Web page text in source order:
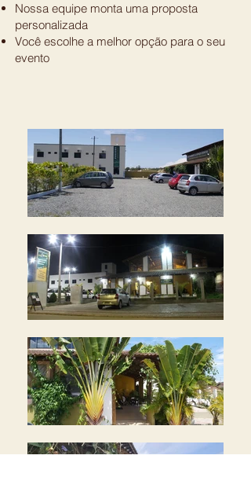
Nossa equipe monta uma proposta
personalizada
Você escolhe a melhor opção para o seu
evento